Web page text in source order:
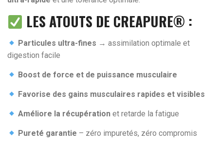
LES ATOUTS DE CREAPURE® :
Particules ultra-fines → assimilation optimale et
digestion facile
Boost de force et de puissance musculaire
Favorise des gains musculaires rapides et visibles
Améliore la récupération et retarde la fatigue
Pureté garantie – zéro impuretés, zéro compromis